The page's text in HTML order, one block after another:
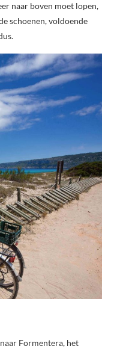
naar boven moet lopen,
schoenen, voldoende
Formentera, het